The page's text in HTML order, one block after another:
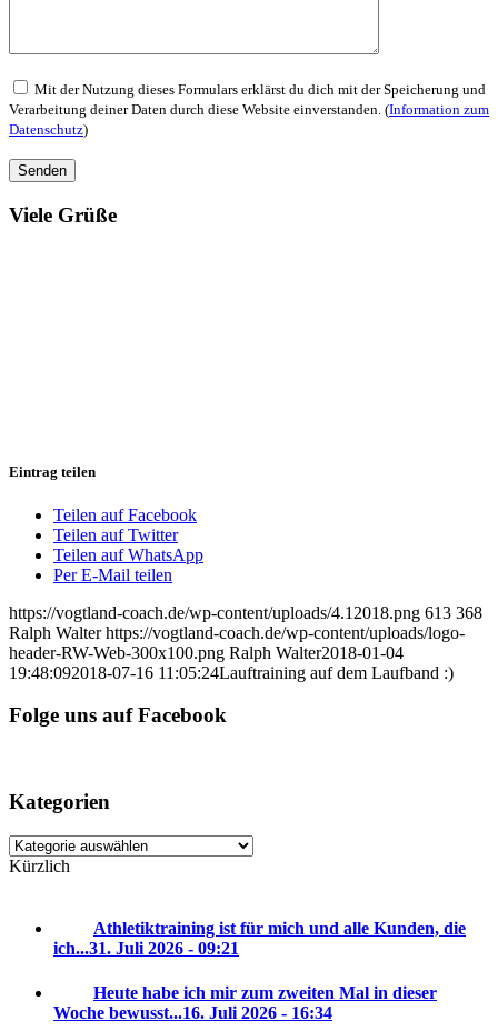
Mit der Nutzung dieses Formulars erklärst du dich mit der Speicherung und
Verarbeitung deiner Daten durch diese Website einverstanden. (Information zum
Datenschutz)
Viele Grüße
Eintrag teilen
Teilen auf Facebook
Teilen auf Twitter
Teilen auf WhatsApp
Per E-Mail teilen
https://vogtland-coach.de/wp-content/uploads/4.12018.png 613 368
Ralph Walter https://vogtland-coach.de/wp-content/uploads/logo-
header-RW-Web-300x100.png Ralph Walter2018-01-04
19:48:092018-07-16 11:05:24Lauftraining auf dem Laufband :)
Folge uns auf Facebook
Kategorien
Kategorien
Kürzlich
Athletiktraining ist für mich und alle Kunden, die
ich...31. Juli 2026 - 09:21
Heute habe ich mir zum zweiten Mal in dieser
Woche bewusst...16. Juli 2026 - 16:34